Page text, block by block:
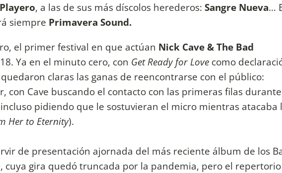
, a las de sus más díscolos herederos: Sangre Nueva…
siempre Primavera Sound.
el primer festival en que actúan Nick Cave & The Bad
Ya en el minuto cero, con Get Ready for Love como
claras las ganas de reencontrarse con el público:
con Cave buscando el contacto con las primeras filas durante
pidiendo que le sostuvieran el micro mientras atacaba
Her to Eternity).
de presentación ajornada del más reciente álbum de los
, cuya gira quedó truncada por la pandemia, pero el repertorio